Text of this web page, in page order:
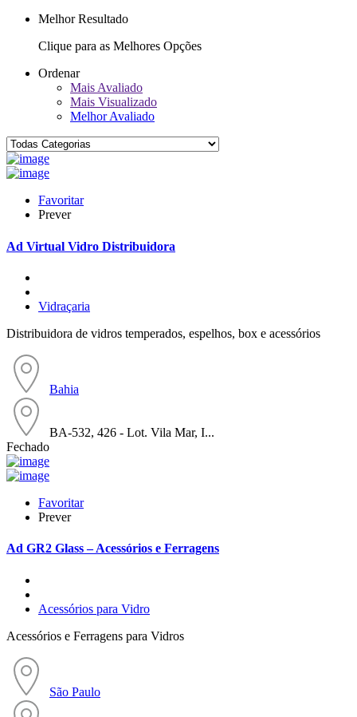
Melhor Resultado
Clique para as Melhores Opções
Ordenar
Mais Avaliado
Mais Visualizado
Melhor Avaliado
Favoritar
Prever
Ad Virtual Vidro Distribuidora
Vidraçaria
Distribuidora de vidros temperados, espelhos, box e acessórios
Bahia
BA-532, 426 - Lot. Vila Mar, I...
Fechado
Favoritar
Prever
Ad GR2 Glass – Acessórios e Ferragens
Acessórios para Vidro
Acessórios e Ferragens para Vidros
São Paulo